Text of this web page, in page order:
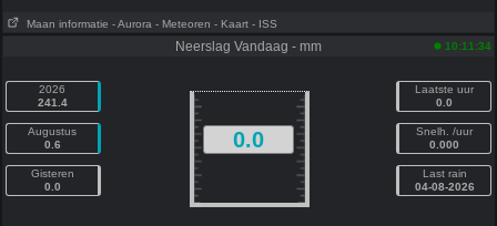
Maan informatie - Aurora - Meteoren - Kaart - ISS
Neerslag Vandaag - mm 10:11:34
2026
241.4
Augustus
0.6
Gisteren
0.0
0.0
Laatste uur
0.0
Snelh. /uur
0.000
Last rain
04-08-2026